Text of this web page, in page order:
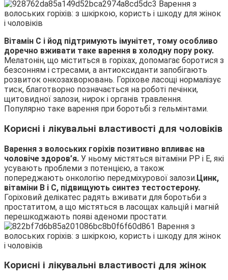
Вітамін С і йод підтримують імунітет, тому особливо
доречно вживати таке варення в холодну пору року.
Мелатонін, що міститься в горіхах, допомагає боротися з
безсонням і стресами, а антиоксиданти запобігають
розвиток онкозахворювань. Горіхове ласощі нормалізує
тиск, благотворно позначається на роботі печінки,
щитовидної залози, нирок і органів травлення.
Популярно таке варення при боротьбі з гельмінтами.
Корисні і лікувальні властивості для чоловіків
Варення з волоських горіхів позитивно впливає на
чоловіче здоров’я. У ньому містяться вітаміни PP і E, які
усувають проблеми з потенцією, а також
попереджають онкологію передміхурової залози.Цинк,
вітаміни В і С, підвищують синтез тестостерону.
Горіховий делікатес радять вживати для боротьби з
простатитом, а що містяться в ласощах кальцій і магній
перешкоджають появі аденоми простати.
Корисні і лікувальні властивості для жінок